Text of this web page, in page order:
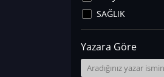
SAĞLIK
Sanat Tarihi
Fizik
Yer Bilimleri
Yazara Göre